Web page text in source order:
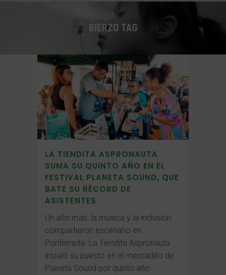
BIERZO TAG
LA TIENDITA ASPRONAUTA
SUMA SU QUINTO AÑO EN EL
FESTIVAL PLANETA SOUND, QUE
BATE SU RÉCORD DE
ASISTENTES
Un año más, la música y la inclusión
compartieron escenario en
Ponferrada. La Tiendita Aspronauta
instaló su puesto en el mercadillo de
Planeta Sound por quinto año